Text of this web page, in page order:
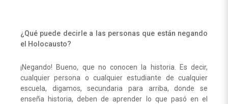
¿Qué puede decirle a las personas que están negando
el Holocausto?
¡Negando! Bueno, que no conocen la historia. Es decir,
cualquier persona o cualquier estudiante de cualquier
escuela, digamos, secundaria para arriba, donde se
enseña historia, deben de aprender lo que pasó en el